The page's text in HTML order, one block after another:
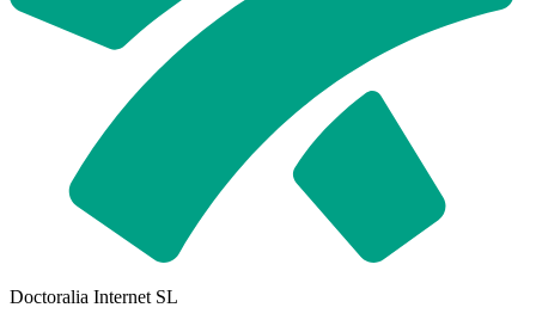
Doctoralia Internet SL